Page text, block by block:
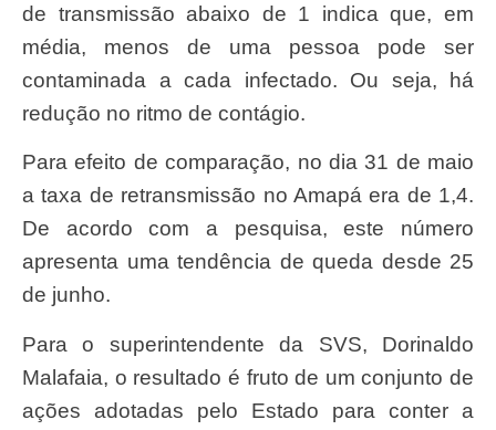
de transmissão abaixo de 1 indica que, em
média, menos de uma pessoa pode ser
contaminada a cada infectado. Ou seja, há
redução no ritmo de contágio.
Para efeito de comparação, no dia 31 de maio
a taxa de retransmissão no Amapá era de 1,4.
De acordo com a pesquisa, este número
apresenta uma tendência de queda desde 25
de junho.
Para o superintendente da SVS, Dorinaldo
Malafaia, o resultado é fruto de um conjunto de
ações adotadas pelo Estado para conter a